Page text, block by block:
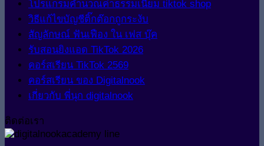
โปรแกรมคำนวณค่าธรรมเนียม tiktok shop
วิธีแก้ไขบัญชีติ๊กต๊อกถูกระงับ
สัญลักษณ์ ฟันเฟือง ใน เฟส บุ๊ค
รับสอนยิงแอด TikTok 2026
คอร์สเรียน TikTok 2569
คอร์สเรียน ของ Digitalnook
เกี่ยวกับ พี่นุก digitalnook
ติดต่อเรา